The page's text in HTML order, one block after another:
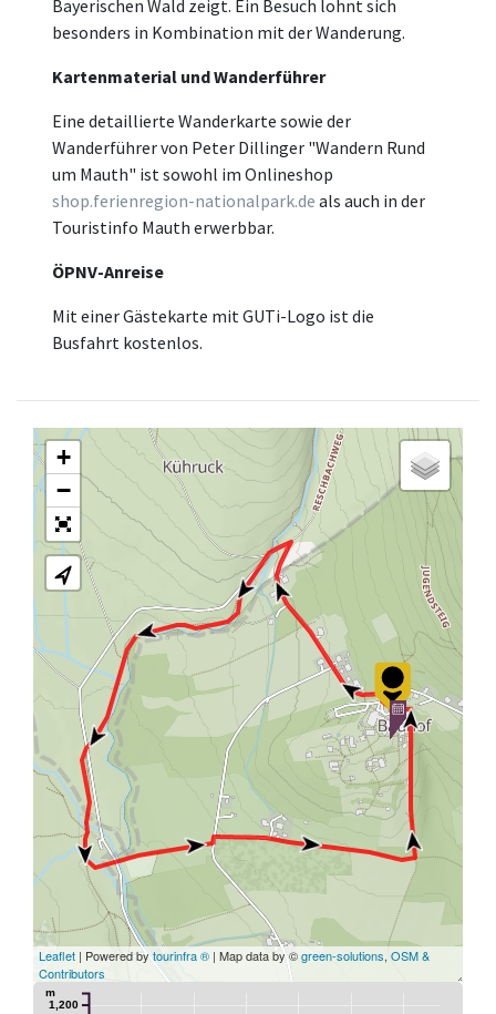
Bayerischen Wald zeigt. Ein Besuch lohnt sich
besonders in Kombination mit der Wanderung.
Kartenmaterial und Wanderführer
Eine detaillierte Wanderkarte sowie der
Wanderführer von Peter Dillinger "Wandern Rund
um Mauth" ist sowohl im Onlineshop
shop.ferienregion-nationalpark.de als auch in der
Touristinfo Mauth erwerbbar.
ÖPNV-Anreise
Mit einer Gästekarte mit GUTi-Logo ist die
Busfahrt kostenlos.
+
−
Leaflet | Powered bytourinfra ® | Map data by ©green-solutions, OSM &
Contributors
1,200
m